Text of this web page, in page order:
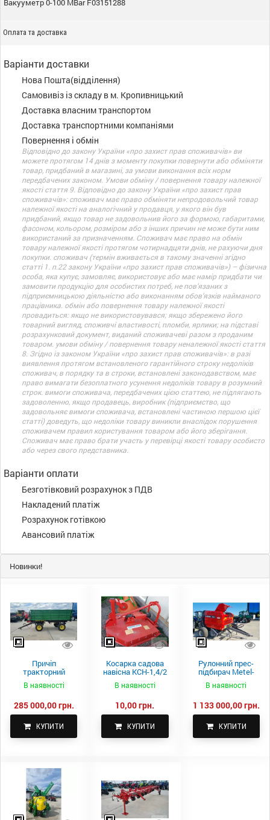
Вакууметр 0-100 MBar F03151288
Оплата та доставка
Варіанти доставки
Нова Пошта(відділення)
Самовивіз із складу в м. Кропивницький
Доставка власним транспортом
Доставка транспортними компаніями
Повернення і обмін
Відповідно до закону України «про захист прав споживачів» ви
можете протягом 14 днів з моменту покупки повернути або обміняти
товар, придбаний в магазині, за умови виконання всіх норм
передбачених законом. Умови обміну / повернення товару належної
якості стаття 9. Відповідно до закону України «про захист прав
споживачів»: споживач має право обміняти непродовольчий товар
належної якості на аналогічний у продавця, у якого він був
придбаний, якщо товар не задовольнив його за формою, габаритами,
фасоном, кольором, розміром або з інших причин не може бути ним
використаний за призначенням. Споживач має право на обмін
товару належної якості протягом чотирнадцяти днів, не рахуючи дня
покупки. споживач (термін вживається в такому значенні згідно
статті 1. п.22 закону України «про захист прав споживачів») – фізична
особа, яка купує, замовляє, використовує або має намір придбати чи
замовити продукцію для особистих потреб, не пов’язаних з
підприємницькою діяльністю або виконанням обов’язків найманого
працівника. обмін або повернення товару належної якості
провадиться: якщо не використовувався; якщо збережено його
товарний вигляд, споживчі властивості, пломби, ярлики; на підставі
розрахунковий документ, виданий споживачеві разом з проданим
товаром. умови обміну / повернення товару неналежної якості стаття
8. Згідно із законом України «про захист прав споживачів»: в разі
виявлення протягом встановленого гарантійного строку недоліків
споживач, в порядку та в строки, встановлені законодавством, має
право вимагати безоплатного усунення недоліків товару в розумний
строк. вимоги споживача, передбачених цією статтею, не підлягають
задоволенню, якщо продавець, виробник (підприємство, що
задовольняє вимоги споживача, встановлені частиною першою цієї
статті) доведуть, що недоліки товару виникли внаслідок порушення
споживачем правил користування товаром або його зберігання.
Споживач має право брати участь у перевірці якості товару особисто
або через свого представника.
Варіанти оплати
Безготівковий розрахунок з ПДВ
Накладений платіж
Розрахунок готівкою
Авансовий платіж
Новинки!
Причіп
тракторний
самоскидний
Spike 2 ПТС-4
В наявності
285 000,00 грн.
КУПИТИ
Косарка садова
навісна КСН-1,4/2
В наявності
10,00 грн.
КУПИТИ
Рулонний прес-
підбирач Metel-
Fach Z 587
В наявності
1 133 000,00 грн.
КУПИТИ